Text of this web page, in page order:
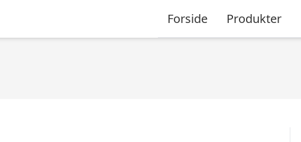
Forside Produkter